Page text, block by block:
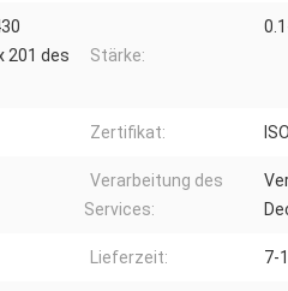
201 des
Stärke:
Zertifikat:
Verarbeitung des
Services:
Lieferzeit: 7-